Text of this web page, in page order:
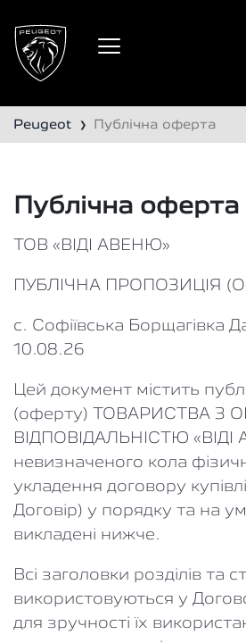
Peugeot ❯ Публічна оферта
Публічна оферта
ТОВ «ВІДІ АВЕНЮ»
ПУБЛІЧНА ПРОПОЗИЦІЯ
с. Софіївська Борщагівка
10.08.26
Цей документ містить
(оферту) ТОВАРИСТВА З
ВІДПОВІДАЛЬНІСТЮ «ВІДІ
невизначеного кола
укладення договору
Договір) у порядку та на
викладені нижче.
Всі заголовки розділів та
використовуються у
для зручності їх